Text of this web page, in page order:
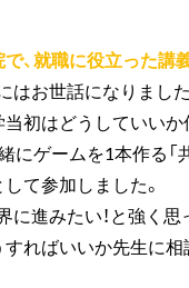
、就職に役立った講
お世話になりました
初はどうしていいか
ゲームを1本作る「
て参加しました。
進みたい！と強く思
ればいいか先生に